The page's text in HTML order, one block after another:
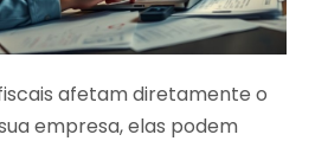
afetam diretamente o
empresa, elas podem